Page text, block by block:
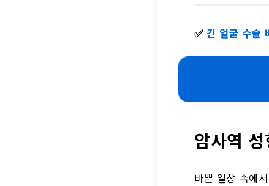
✅ 긴 얼굴 수술
암사역
바쁜 일상 속에서